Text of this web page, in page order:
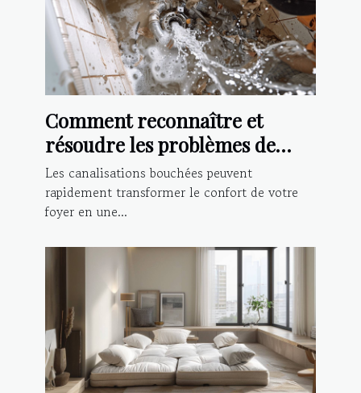
Comment reconnaître et
résoudre les problèmes de
canalisations bouchées
Les canalisations bouchées peuvent
rapidement transformer le confort de votre
foyer en une...